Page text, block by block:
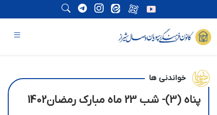
خواندنی ها
پناه (3)- شب 23 ماه مبارک رمضان1402